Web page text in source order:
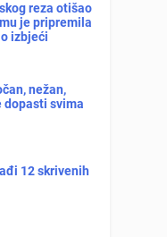
reza otišao
je pripremila
izbjeći
nežan,
dopasti svima
12 skrivenih